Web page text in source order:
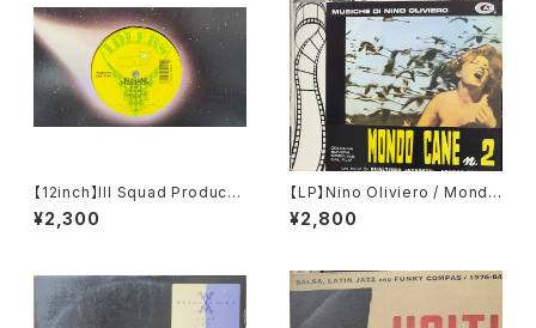
【12inch】Ill Squad Producti
on / On A Roll / Making A K
illing
¥2,300
【LP】Nino Oliviero / Mondo
Cane N° 2
¥2,800